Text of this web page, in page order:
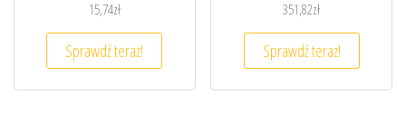
15,74zł
Sprawdź teraz!
351,82zł
Sprawdź teraz!